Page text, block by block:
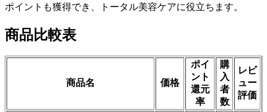
ポイントも獲得でき、トータル美容ケアに役立ちます。
商品比較表
商品名 価格
ポイ
ント
還元
率
購
入
者
数
レビ
ュー
評価